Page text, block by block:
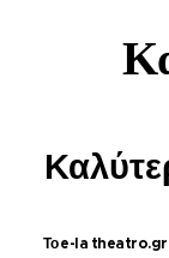
Το e-la theatro.gr